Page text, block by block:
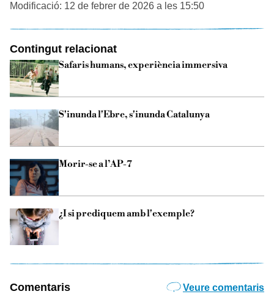
Modificació: 12 de febrer de 2026 a les 15:50
Contingut relacionat
Safaris humans, experiència immersiva
S'inunda l'Ebre, s'inunda Catalunya
Morir-se a l’AP-7
¿I si prediquem amb l'exemple?
Comentaris Veure comentaris